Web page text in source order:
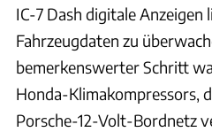
IC-7 Dash digitale Anzeigen
Fahrzeugdaten zu
bemerkenswerter Schritt
Honda-Klimakompressors,
Porsche-12-Volt-Bordnetz